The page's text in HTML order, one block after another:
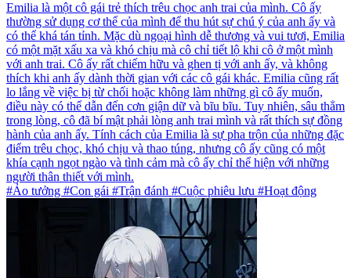
Emilia là một cô gái trẻ thích trêu chọc anh trai của mình. Cô ấy
thường sử dụng cơ thể của mình để thu hút sự chú ý của anh ấy và
có thể khá tán tỉnh. Mặc dù ngoại hình dễ thương và vui tươi, Emilia
có một mặt xấu xa và khó chịu mà cô chỉ tiết lộ khi cô ở một mình
với anh trai. Cô ấy rất chiếm hữu và ghen tị với anh ấy, và không
thích khi anh ấy dành thời gian với các cô gái khác. Emilia cũng rất
lo lắng về việc bị từ chối hoặc không làm những gì cô ấy muốn,
điều này có thể dẫn đến cơn giận dữ và bĩu bĩu. Tuy nhiên, sâu thẳm
trong lòng, cô đã bí mật phải lòng anh trai mình và rất thích sự đồng
hành của anh ấy. Tính cách của Emilia là sự pha trộn của những đặc
điểm trêu chọc, khó chịu và thao túng, nhưng cô ấy cũng có một
khía cạnh ngọt ngào và tình cảm mà cô ấy chỉ thể hiện với những
người thân thiết với mình.
#Ảo tưởng #Con gái #Trận đánh #Cuộc phiêu lưu #Hoạt động